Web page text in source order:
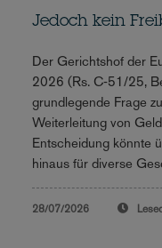
Jedoch kein
Der Gerichtshof der
2026 (Rs. C‑51/25,
grundlegende Frage
Weiterleitung von
Entscheidung könnte
hinaus für diverse
28/07/2026